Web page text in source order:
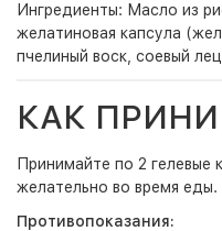
Ингредиенты: Масло из
желатиновая капсула
пчелиный воск, соевый
КАК
Принимайте по 2 гелевые
желательно во время еды.
Противопоказания: